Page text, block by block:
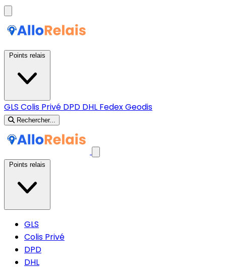
GLS Colis Privé DPD DHL FedexGeodis
Rechercher...
GLS
Colis Privé
DPD
DHL